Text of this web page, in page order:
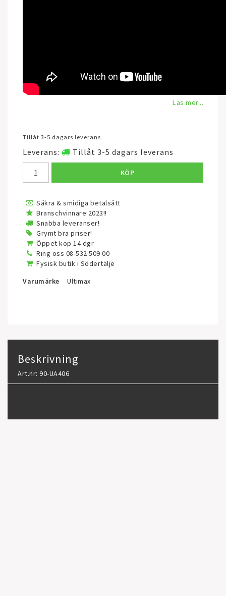
Läs mer...
Tillåt 3-5 dagars leverans
Leverans: Tillåt 3-5 dagars leverans
KÖP
Säkra & smidiga betalsätt
Branschvinnare 2023!!
Snabba leveranser!
Grymt bra priser!
Öppet köp 14 dgr
Ring oss 08-532 509 00
Fysisk butik i Södertälje
Varumärke
Ultimax
Beskrivning
Art.nr: 90-UA406